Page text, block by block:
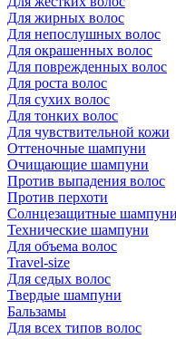
Для жирных волос
Для непослушных волос
Для окрашенных волос
Для поврежденных волос
Для роста волос
Для сухих волос
Для тонких волос
Для чувствительной кожи
Оттеночные шампуни
Очищающие шампуни
Против выпадения волос
Против перхоти
Солнцезащитные шампуни
Технические шампуни
Для объема волос
Travel-size
Для седых волос
Твердые шампуни
Бальзамы
Для всех типов волос